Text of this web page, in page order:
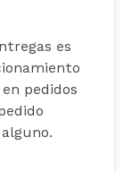
es
pedidos